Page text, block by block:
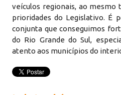
veículos regionais, ao mesmo
prioridades do Legislativo. É
conjunta que conseguimos
do Rio Grande do Sul,
atento aos municípios do